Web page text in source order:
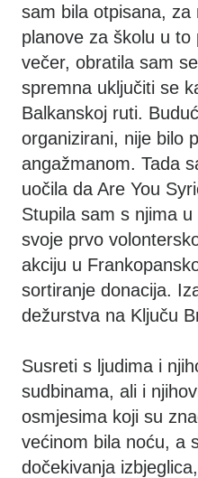
sam bila otpisana, za
planove za školu u to
večer, obratila sam
spremna uključiti se
Balkanskoj ruti.
organizirani, nije bilo
angažmanom. Tada
uočila da Are You
Stupila sam s njima
svoje prvo
akciju u
sortiranje donacija.
dežurstva na Ključu
Susreti s ljudima i
sudbinama, ali i
osmjesima koji su
većinom bila noću, a
dočekivanja